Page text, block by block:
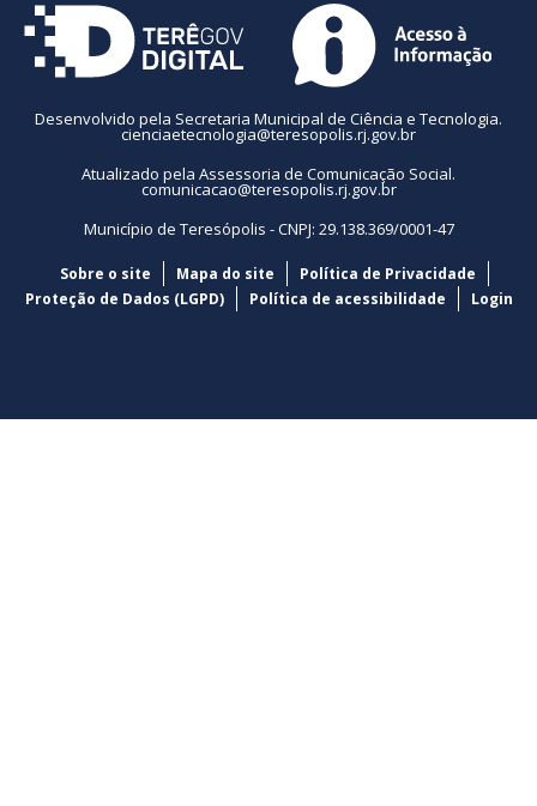
Desenvolvido pela Secretaria Municipal de Ciência e Tecnologia.
cienciaetecnologia@teresopolis.rj.gov.br
Atualizado pela Assessoria de Comunicação Social.
comunicacao@teresopolis.rj.gov.br
Município de Teresópolis - CNPJ: 29.138.369/0001-47
Sobre o site Mapa do site
Política de Privacidade
Proteção de Dados (LGPD)
Política de acessibilidade Login